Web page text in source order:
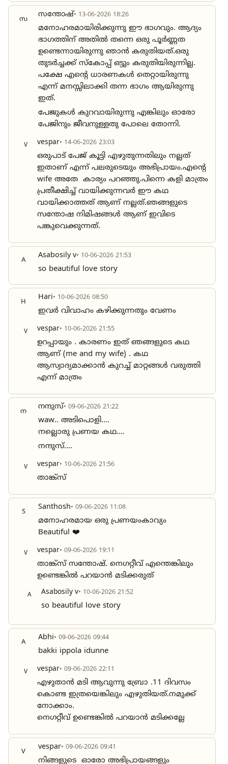
സ സന്തോഷ്• 13-06-2026 18:26
മനോഹരമായിരിക്കുന്നു ഈ ഭാഗവും. ആദ്യം
ഭാഗത്തിന് അതിൽ തന്നെ ഒരു പൂർണ്ണത
ഉണ്ടെന്നായിരുന്നു ഞാൻ കരുതിയത്.ഒരു
തുടർച്ചക്ക് സ്കോപ്പ് ഒട്ടും കരുതിയിരുന്നില്ല.
പക്ഷേ എൻ്റെ ധാരണകൾ തെറ്റായിരുന്നു
എന്ന് മനസ്സിലാക്കി തന്ന ഭാഗം ആയിരുന്നു
ഇത്.
പേജുകൾ കുറവായിരുന്നു എങ്കിലും ഓരോ
പേജിനും ജീവനുള്ളതു പോലെ തോന്നി.
V vespar• 14-06-2026 23:03
ഒരുപാട് പേജ് കൂട്ടി എഴുതുന്നതിലും നല്ലത്
ഇതാണ് എന്ന് പലരുടെയും അഭിപ്രായം.എൻ്റെ
wife അതേ കാര്യം പറഞ്ഞു.പിന്നെ കളി മാത്രം
പ്രതീക്ഷിച്ച് വായിക്കുന്നവർ ഈ കഥ
വായിക്കാത്തത് ആണ് നല്ലത്.ഞങ്ങളുടെ
സന്തോഷ നിമിഷങ്ങൾ ആണ് ഇവിടെ
പങ്കുവെക്കുന്നത്.
A Asabosily v• 10-06-2026 21:53
so beautiful love story
H Hari• 10-06-2026 08:50
ഇവർ വിവാഹം കഴിക്കുന്നതും വേണം
V vespar• 10-06-2026 21:55
ഉറപ്പായും . കാരണം ഇത് ഞങ്ങളുടെ കഥ
ആണ് (me and my wife) . കഥ
ആസ്വാദ്യമാക്കാൻ കുറച്ച് മാറ്റങ്ങൾ വരുത്തി
എന്ന് മാത്രം
ന നന്ദുസ്• 09-06-2026 21:22
waw.. അടിപൊളി....
നല്ലൊരു പ്രണയ കഥ....
നന്ദുസ്....
V vespar• 10-06-2026 21:56
താങ്ക്സ്
S Santhosh• 09-06-2026 11:08
മനോഹരമായ ഒരു പ്രണയംകാവ്യം
Beautiful ❤️
V vespar• 09-06-2026 19:11
താങ്ക്സ് സന്തോഷ്. നെഗറ്റീവ് എന്തെങ്കിലും
ഉണ്ടെങ്കിൽ പറയാൻ മടിക്കരുത്
A Asabosily v• 10-06-2026 21:52
so beautiful love story
A Abhi• 09-06-2026 09:44
bakki ippola idunne
V vespar• 09-06-2026 22:11
എഴുതാൻ മടി ആവുന്നു ബ്രോ .11 ദിവസം
കൊണ്ട ഇത്രയെങ്കിലും എഴുതിയത്.നമുക്ക്
നോക്കാം.
നെഗറ്റീവ് ഉണ്ടെങ്കിൽ പറയാൻ മടിക്കല്ലേ
V vespar• 09-06-2026 09:41
നിങ്ങളുടെ ഓരോ അഭിപ്രായങ്ങളും